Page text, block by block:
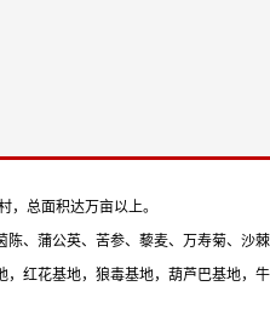
，总面积达万亩以上。
、蒲公英、苦参、藜麦、万寿菊、沙
红花基地，狼毒基地，葫芦巴基地，